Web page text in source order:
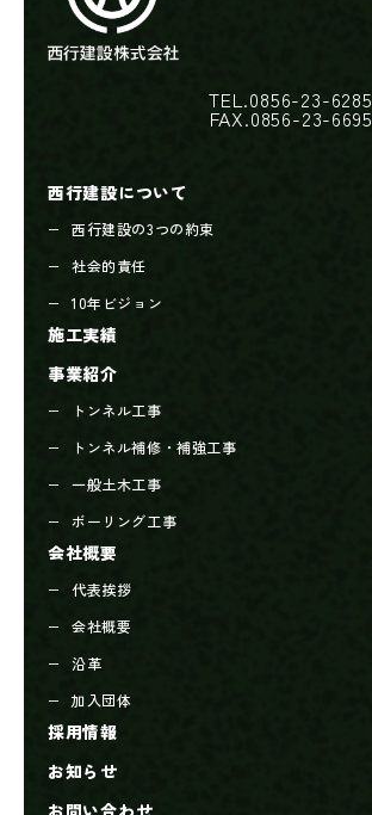
TEL.0856-23-6285
FAX.0856-23-6695
西行建設について
西行建設の3つの約束
社会的責任
10年ビジョン
施工実績
事業紹介
トンネル工事
トンネル補修・補強工事
一般土木工事
ボーリング工事
会社概要
代表挨拶
会社概要
沿革
加入団体
採用情報
お知らせ